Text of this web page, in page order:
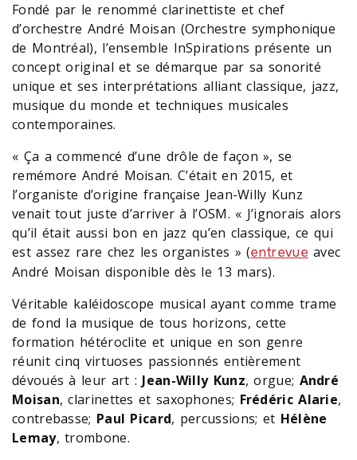
Fondé par le renommé clarinettiste et chef
d’orchestre André Moisan (Orchestre symphonique
de Montréal), l’ensemble InSpirations présente un
concept original et se démarque par sa sonorité
unique et ses interprétations alliant classique, jazz,
musique du monde et techniques musicales
contemporaines.
« Ça a commencé d’une drôle de façon », se
remémore André Moisan. C’était en 2015, et
l’organiste d’origine française Jean-Willy Kunz
venait tout juste d’arriver à l’OSM. « J’ignorais alors
qu’il était aussi bon en jazz qu’en classique, ce qui
est assez rare chez les organistes » (entrevue avec
André Moisan disponible dès le 13 mars).
Véritable kaléidoscope musical ayant comme trame
de fond la musique de tous horizons, cette
formation hétéroclite et unique en son genre
réunit cinq virtuoses passionnés entièrement
dévoués à leur art : Jean-Willy Kunz, orgue; André
Moisan, clarinettes et saxophones; Frédéric Alarie,
contrebasse; Paul Picard, percussions; et Hélène
Lemay, trombone.